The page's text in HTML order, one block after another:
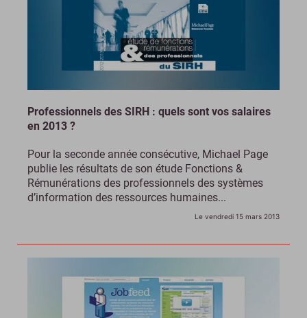
Professionnels des SIRH : quels sont vos salaires
en 2013 ?
Pour la seconde année consécutive, Michael Page
publie les résultats de son étude Fonctions &
Rémunérations des professionnels des systèmes
d’information des ressources humaines...
Le vendredi 15 mars 2013